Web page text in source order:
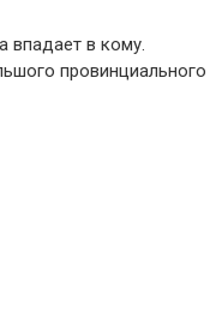
впадает в кому.
провинциального